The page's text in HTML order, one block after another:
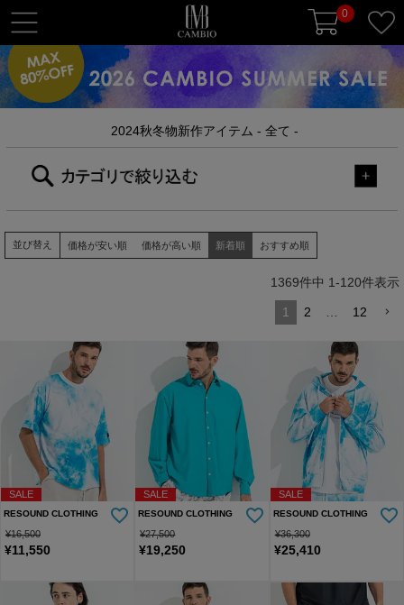
0
t
o
g
l
g
a
2024秋冬物新作アイテム - 全て -
並び替え 価格が安い順 価格が高い順 新着順 おすすめ順
1369件中 1-120件表示
1 2 12
SALE
RESOUND CLOTHING
¥16,500
¥11,550
SALE
RESOUND CLOTHING
¥27,500
¥19,250
SALE
RESOUND CLOTHING
¥36,300
¥25,410